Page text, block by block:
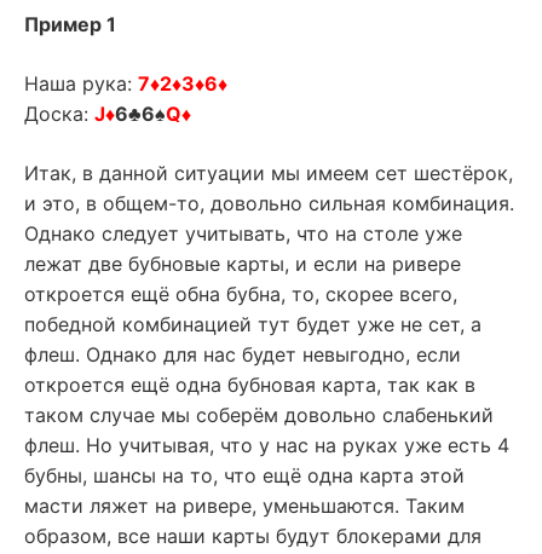
Пример 1
Наша рука: 7♦2♦3♦6♦
Доска: J♦6♣6♠Q♦
Итак, в данной ситуации мы имеем сет шестёрок,
и это, в общем-то, довольно сильная комбинация.
Однако следует учитывать, что на столе уже
лежат две бубновые карты, и если на ривере
откроется ещё обна бубна, то, скорее всего,
победной комбинацией тут будет уже не сет, а
флеш. Однако для нас будет невыгодно, если
откроется ещё одна бубновая карта, так как в
таком случае мы соберём довольно слабенький
флеш. Но учитывая, что у нас на руках уже есть 4
бубны, шансы на то, что ещё одна карта этой
масти ляжет на ривере, уменьшаются. Таким
образом, все наши карты будут блокерами для